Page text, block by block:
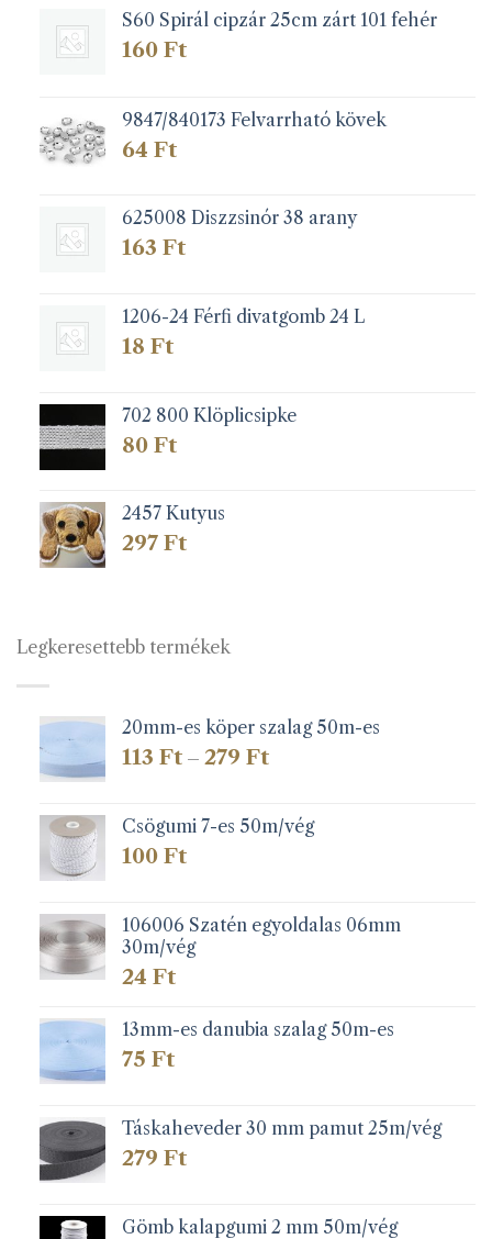
S60 Spirál cipzár 25cm zárt 101 fehér
160 Ft
9847/840173 Felvarrható kövek
64 Ft
625008 Diszzsinór 38 arany
163 Ft
1206-24 Férfi divatgomb 24 L
18 Ft
702 800 Klöplicsipke
80 Ft
2457 Kutyus
297 Ft
Legkeresettebb termékek
20mm-es köper szalag 50m-es
113 Ft – 279 FtÁrtartomány:
279 Ft
Csögumi 7-es 50m/vég
100 Ft
106006 Szatén egyoldalas 06mm
30m/vég
24 Ft
13mm-es danubia szalag 50m-es
75 Ft
Táskaheveder 30 mm pamut 25m/vég
279 Ft
Gömb kalapgumi 2 mm 50m/vég